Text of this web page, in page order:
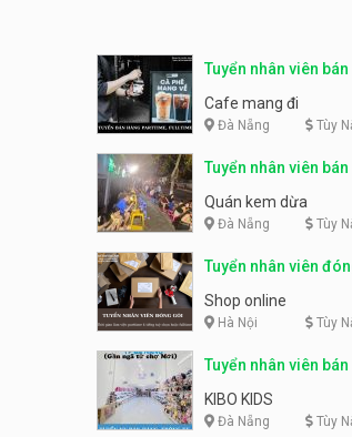
Tuyển nhân viên
parttime, fulltime
Cafe mang đi
Đà Nẵng Tùy
Tuyển nhân viên
Quán kem dừa
Đà Nẵng Tùy
Tuyển nhân viên
fulltime
Shop online
Hà Nội Tùy
Tuyển nhân viên
– Kibo Kid
KIBO KIDS
Đà Nẵng Tùy